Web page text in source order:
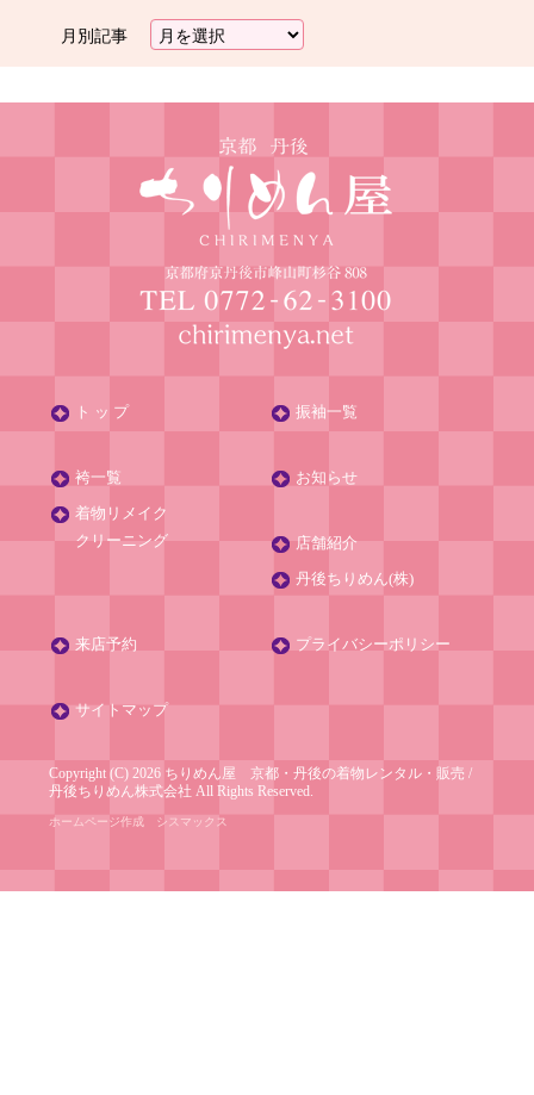
月別記事
ト ッ プ 振袖一覧
袴一覧
着物リメイク
クリーニング
お知らせ
店舗紹介
丹後ちりめん(株)
来店予約 プライバシーポリシー
サイトマップ
Copyright (C) 2026 ちりめん屋 京都・丹後の着物レンタル・販売 /
丹後ちりめん株式会社 All Rights Reserved.
ホームページ作成 シスマックス